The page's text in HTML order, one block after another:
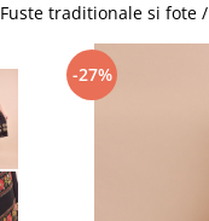
Fuste traditionale si fote /
-27%